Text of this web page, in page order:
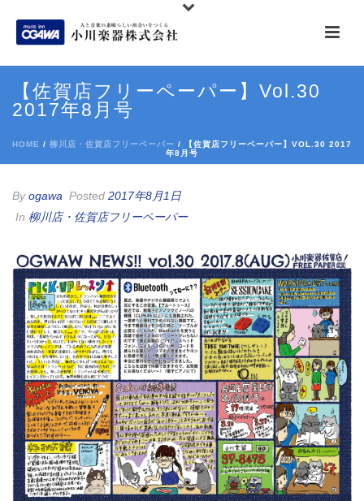
【佐賀店フリーペーパー】Vol.30
2017年8月号
HOME / 柳川店・佐賀店フリーペーパー / 【佐賀店フリーペーパー】VOL.30 2017
年8月号
Byogawa Posted 2017年8月1日
In 柳川店・佐賀店フリーペーパー